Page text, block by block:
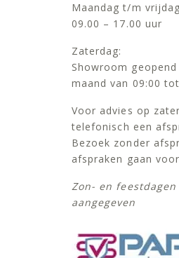
Maandag t/m
09.00 – 17.00 uur
Zaterdag:
Showroom
maand van 09:00
Voor advies op
telefonisch een
Bezoek zonder
afspraken gaan
Zon- en
aangegeven